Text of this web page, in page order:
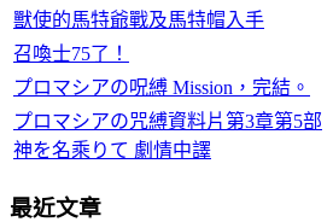
獸使的馬特爺戰及馬特帽入手
召喚士75了！
プロマシアの呪縛 Mission，完結。
プロマシアの咒縛資料片第3章第5部
神を名乘りて 劇情中譯
最近文章